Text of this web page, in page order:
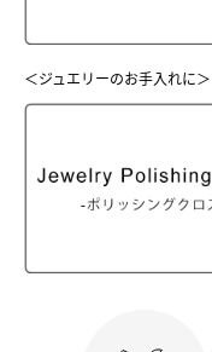
＜ジュエリーのお手入れに＞